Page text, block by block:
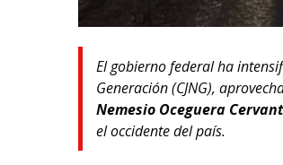
El gobierno federal ha
Generación (CJNG),
Nemesio Oceguera
el occidente del país.